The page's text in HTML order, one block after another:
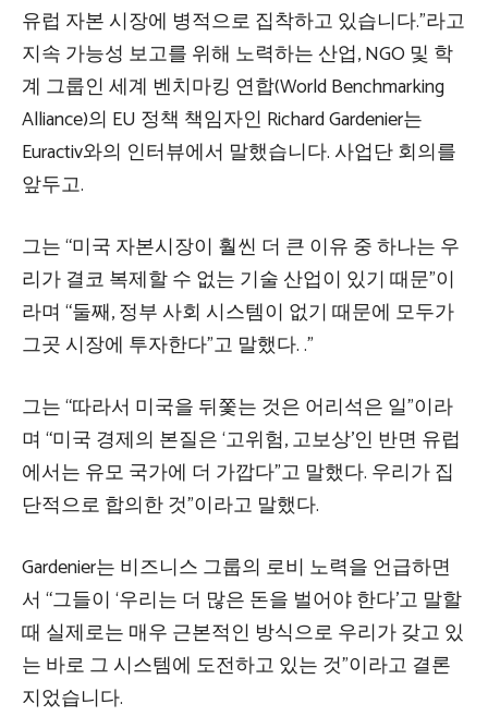
유럽 자본 시장에 병적으로 집착하고 있습니다.”라고
지속 가능성 보고를 위해 노력하는 산업, NGO 및 학
계 그룹인 세계 벤치마킹 연합(World Benchmarking
Alliance)의 EU 정책 책임자인 Richard Gardenier는
Euractiv와의 인터뷰에서 말했습니다. 사업단 회의를
앞두고.
그는 “미국 자본시장이 훨씬 더 큰 이유 중 하나는 우
리가 결코 복제할 수 없는 기술 산업이 있기 때문”이
라며 “둘째, 정부 사회 시스템이 없기 때문에 모두가
그곳 시장에 투자한다”고 말했다. .”
그는 “따라서 미국을 뒤쫓는 것은 어리석은 일”이라
며 “미국 경제의 본질은 ‘고위험, 고보상’인 반면 유럽
에서는 유모 국가에 더 가깝다”고 말했다. 우리가 집
단적으로 합의한 것”이라고 말했다.
Gardenier는 비즈니스 그룹의 로비 노력을 언급하면
서 “그들이 ‘우리는 더 많은 돈을 벌어야 한다’고 말할
때 실제로는 매우 근본적인 방식으로 우리가 갖고 있
는 바로 그 시스템에 도전하고 있는 것”이라고 결론
지었습니다.